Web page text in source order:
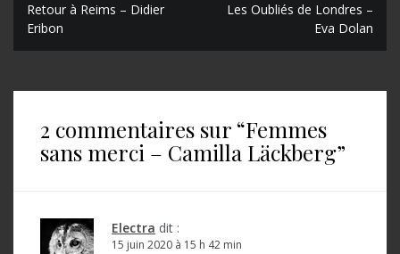
N
a
Retour à Reims – Didier
Eribon
Les Oubliés de Londres –
Eva Dolan
2 commentaires sur “Femmes
sans merci – Camilla Läckberg”
Electra dit :
15 juin 2020 à 15 h 42 min